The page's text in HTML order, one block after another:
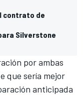
contrato de
Silverstone
por ambas
que sería mejor
anticipada